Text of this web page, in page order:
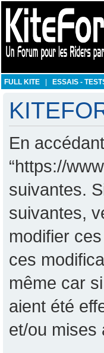
FULL KITE ESSAIS -
En
“https://
suivantes.
suivantes,
modifier
ces
même car
aient été
et/ou mises